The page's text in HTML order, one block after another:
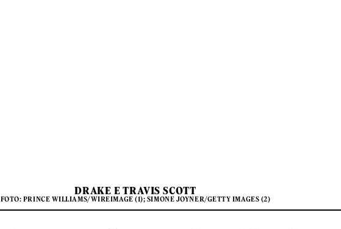
DRAKE E TRAVIS SCOTT
FOTO: PRINCE WILLIAMS/WIREIMAGE (1); SIMONE JOYNER/GETTY IMAGES (2)